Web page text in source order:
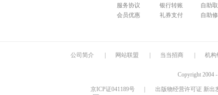
服务协议
会员优惠
银行转账
礼券支付
自助
自助
公司简介 网站联盟 当当招商 机构
Copyright 2004
京ICP证041189号
出版物经营许可证 新出